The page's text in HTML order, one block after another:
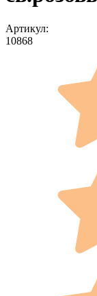
Артикул:
10868